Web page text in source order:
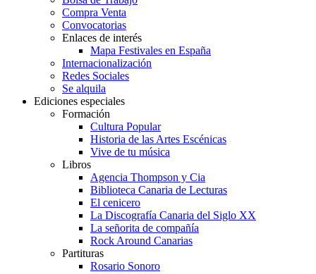
Compra Venta
Convocatorias
Enlaces de interés
Mapa Festivales en España
Internacionalización
Redes Sociales
Se alquila
Ediciones especiales
Formación
Cultura Popular
Historia de las Artes Escénicas
Vive de tu música
Libros
Agencia Thompson y Cia
Biblioteca Canaria de Lecturas
El cenicero
La Discografía Canaria del Siglo XX
La señorita de compañía
Rock Around Canarias
Partituras
Rosario Sonoro